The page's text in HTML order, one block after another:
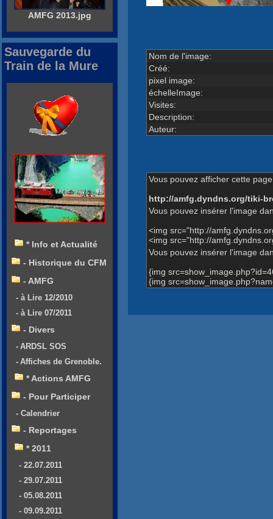
Nom de l'image:
Créé:
pixel image:
échelleImage:
Visites:
Description:
Auteur:
Vous pouvez afficher cette
http://amfg.dyndns.org/tiki-
Vous pouvez insérer l'image
<img src="http://
<img src="http://
Vous pouvez insérer l'image
{img
{img
AMFG 2013.jpg
Sauvegarde du
Train de la Mure
* Info et Actualité
- Historique du CFM
- AMFG
- à Lire 12/2010
- à Lire 07/2011
- Divers
- ARDSL SOS
- Affiches de Grenoble.
* Actions AMFG
- Pour Participer
- Calendrier
- Reportages
* 2011
- 22.07.2011
- 29.07.2011
- 05.08.2011
- 09.09.2011